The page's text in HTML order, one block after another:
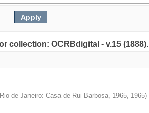
collection: OCRBdigital - v.15 (1888).
Rio de Janeiro: Casa de Rui Barbosa, 1965, 1965)